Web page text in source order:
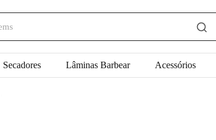
Secadores Lâminas Barbear Acessórios